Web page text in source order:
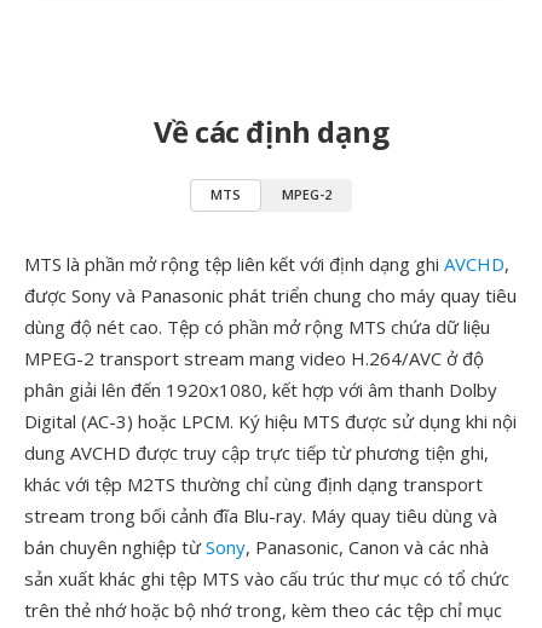
Về các định dạng
MTS MPEG-2
MTS là phần mở rộng tệp liên kết với định dạng ghi AVCHD,
được Sony và Panasonic phát triển chung cho máy quay tiêu
dùng độ nét cao. Tệp có phần mở rộng MTS chứa dữ liệu
MPEG-2 transport stream mang video H.264/AVC ở độ
phân giải lên đến 1920x1080, kết hợp với âm thanh Dolby
Digital (AC-3) hoặc LPCM. Ký hiệu MTS được sử dụng khi nội
dung AVCHD được truy cập trực tiếp từ phương tiện ghi,
khác với tệp M2TS thường chỉ cùng định dạng transport
stream trong bối cảnh đĩa Blu-ray. Máy quay tiêu dùng và
bán chuyên nghiệp từSony, Panasonic, Canon và các nhà
sản xuất khác ghi tệp MTS vào cấu trúc thư mục có tổ chức
trên thẻ nhớ hoặc bộ nhớ trong, kèm theo các tệp chỉ mục